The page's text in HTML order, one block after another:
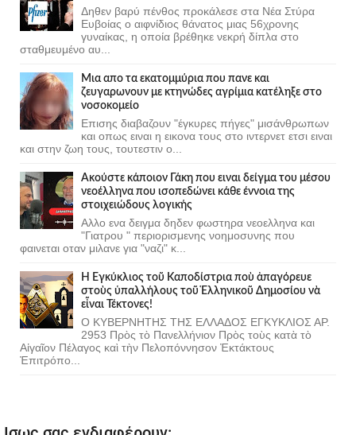
Δηθεν βαρύ πένθος προκάλεσε στα Νέα Στύρα
Ευβοίας ο αιφνίδιος θάνατος μιας 56χρονης
γυναίκας, η οποία βρέθηκε νεκρή δίπλα στο
σταθμευμένο αυ...
Μια απο τα εκατομμύρια που πανε και
ζευγαρωνουν με κτηνώδες αγρίμια κατέληξε στο
νοσοκομείο
Επισης διαβαζουν "έγκυρες πήγες" μισάνθρωπων
και οπως ειναι η εικονα τους στο ιντερνετ ετσι ειναι
και στην ζωη τους, τουτεστιν ο...
Ακούστε κάποιον Γάκη που ειναι δείγμα του μέσου
νεοέλληνα που ισοπεδώνει κάθε έννοια της
στοιχειώδους λογικής
Αλλο ενα δειγμα δηδεν φωστηρα νεοελληνα και
"Γιατρου " περιορισμενης νοημοσυνης που
φαινεται οταν μιλανε για "ναζι" κ...
Ἡ Ἐγκύκλιος τοῦ Καποδίστρια ποὺ ἀπαγόρευε
στοὺς ὑπαλλήλους τοῦ Ἑλληνικοῦ Δημοσίου νὰ
εἶναι Τέκτονες!
Ο ΚΥΒΕΡΝΗΤΗΣ ΤΗΣ ΕΛΛΑΔΟΣ ΕΓΚΥΚΛΙΟΣ ΑΡ.
2953 Πρὸς τὸ Πανελλήνιον Πρὸς τοὺς κατὰ τὸ
Αἰγαῖον Πέλαγος καὶ τὴν Πελοπόννησον Ἐκτάκτους
Ἐπιτρόπο...